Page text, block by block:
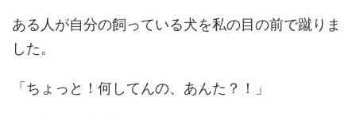
ある人が自分の飼っている犬を私の目の前で蹴りま
した。
「ちょっと！何してんの、あんた？！」